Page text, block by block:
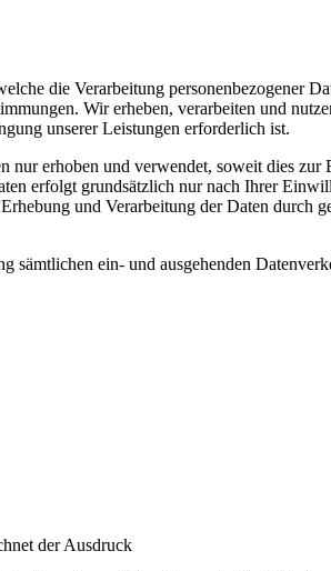
die Verarbeitung personenbezogener
Wir erheben, verarbeiten und
unserer Leistungen erforderlich ist.
nur erhoben und verwendet, soweit dies zur
erfolgt grundsätzlich nur nach Ihrer
und Verarbeitung der Daten durch
sämtlichen ein- und ausgehenden
der Ausdruck